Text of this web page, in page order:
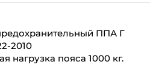
ППА Г
2010
нагрузка пояса 1000 кг.